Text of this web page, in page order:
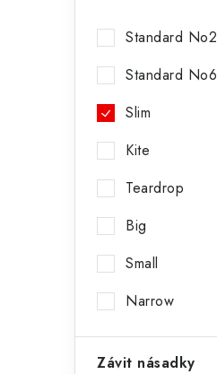
Standard No2
Standard No6
Slim
Kite
Teardrop
Big
Small
Narrow
Závit násadky